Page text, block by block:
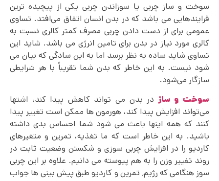
سوخت و ساز چربی یا سوزاندن چربی یکی از پیچیده ترین
فرایندهایی می باشد که در بدن انسان اتفاق می‌افتد. تساوی
عمومی برای از دست دادن چربی مصرف کمتر کالری نسبت به
کالری مورد نیاز در بدن برای تامین انرژی می باشد. شاید این
تساوی شاید ساده به نظر برسد اما به این سادگی که بیان می
شود نیست. به این خاطر که بدن شما تقریباً با هر شرایطی
سازگار می‌شود.
سوخت و ساز در بدن می تواند کاهش پیدا کند، اشتها
می‌تواند افزایش پیدا کند، هورمون ها ممکن است تغییر پیدا
کنند که همه اینها باعث می‌ شود شما احساس بدی داشته
باشید. به این خاطر است که ما تغذیه، تمرین و متغیرهای
کاردیو را در افزایش چربی سوزی و شکستن وضعیت ثابت در
روند تغییر وزن را به هم پیوسته می دانیم. علاوه بر این چربی
سوز هنگامی که رژیم٬ تمرین و کاردیو طبق پیش بینی ها جواب